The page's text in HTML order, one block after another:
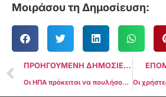
Μοιράσου τη Δημοσίευση:
ΠΡΟΗΓΟΥΜΕΝΗ ΔΗΜΟΣΙΕΥΣΗ
Οι ΗΠΑ πρόκειται να πουλήσουν 6,5 δισεκατομμύρια δολάρια σε Bitcoin- Υπάρχει κατάρρευση τιμής στο BTC;